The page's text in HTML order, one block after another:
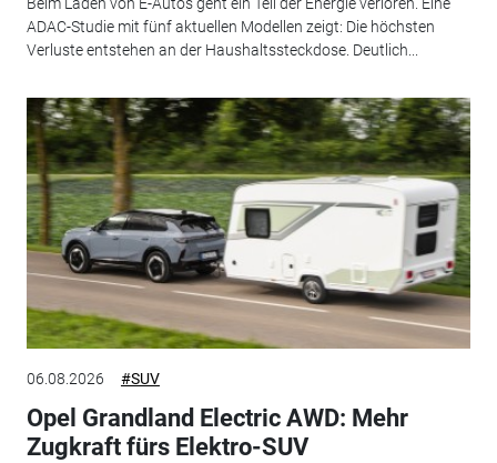
ADAC-Studie mit fünf aktuellen Modellen zeigt: Die höchsten
Verluste entstehen an der Haushaltssteckdose. Deutlich...
06.08.2026 #SUV
Opel Grandland Electric AWD: Mehr
Zugkraft fürs Elektro-SUV